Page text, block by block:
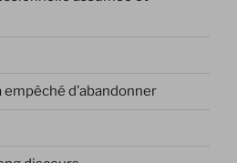
empêché d’abandonner